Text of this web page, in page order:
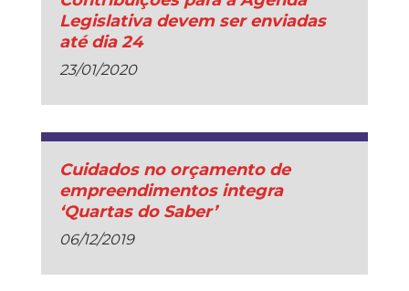
Legislativa devem ser enviadas
até dia 24
23/01/2020
Cuidados no orçamento de
empreendimentos integra
‘Quartas do Saber’
06/12/2019